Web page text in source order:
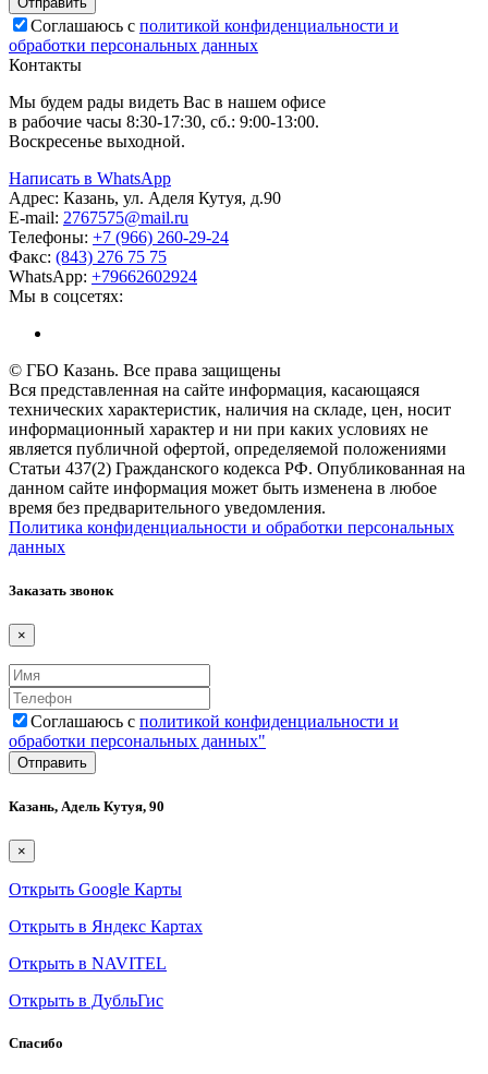
Соглашаюсь с политикой конфиденциальности и
обработки персональных данных
Контакты
Мы будем рады видеть Вас в нашем офисе
в рабочие часы 8:30-17:30, сб.: 9:00-13:00.
Воскресенье выходной.
Написать в WhatsApp
Адрес: Казань, ул. Аделя Кутуя, д.90
E-mail: 2767575@mail.ru
Телефоны: +7 (966) 260-29-24
Факс: (843) 276 75 75
WhatsApp: +79662602924
Мы в соцсетях:
© ГБО Казань. Все права защищены
Вся представленная на сайте информация, касающаяся
технических характеристик, наличия на складе, цен, носит
информационный характер и ни при каких условиях не
является публичной офертой, определяемой положениями
Статьи 437(2) Гражданского кодекса РФ. Опубликованная на
данном сайте информация может быть изменена в любое
время без предварительного уведомления.
Политика конфиденциальности и обработки персональных
данных
Заказать звонок
×
Соглашаюсь с политикой конфиденциальности и
обработки персональных данных"
Казань, Адель Кутуя, 90
×
Открыть Google Карты
Открыть в Яндекс Картах
Открыть в NAVITEL
Открыть в ДубльГис
Спасибо